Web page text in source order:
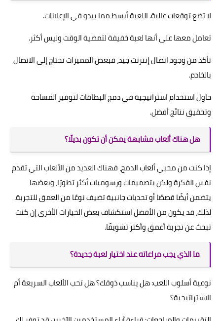
لا تضع توقعات عالية. اللعبة أبسط مما يبدو في الإعلانات.
تعامل معها على أنها لعبة خفيفة لتمضية الوقت وليس أكثر.
تأكد من وجود اتصال إنترنت جيد، فبعض المميزات تحتاج إلى الاتصال
بالخادم.
حاول استخدام استراتيجية في دمج البطاقات لتوفير المساحة
وتحقيق نتائج أفضل.
هل هناك ألعاب مشابهة يمكن أن تكون بديلًا؟
إذا كنت من محبي ألعاب الدمج، فهناك العديد من الألعاب التي تقدم
نفس الفكرة ولكن بتصميمات ورسوميات أكثر تطورًا، وبعضها
يتضمن أيضًا قصصًا أو تحديات جانبية تضيف نوعًا من العمق للتجربة.
لذلك، قد يكون من الأفضل استكشاف بعض الخيارات الأخرى إن كنت
تبحث عن تجربة أعمق وأكثر تشويقًا.
ما الذي يجب مراعاته عند اختيار لعبة جديدة؟
نوعية أسلوب اللعب: هل يناسب ذوقك؟ هل تحب الألعاب السريعة أم
الاستراتيجية؟